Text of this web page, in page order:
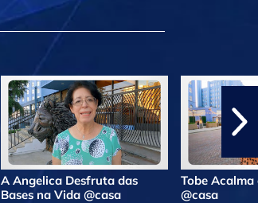
A Angelica Desfruta das
Bases na Vida @casa
Tobe Acalma
@casa